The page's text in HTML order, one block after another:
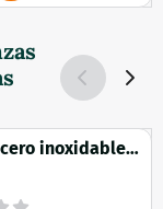
inoxidable